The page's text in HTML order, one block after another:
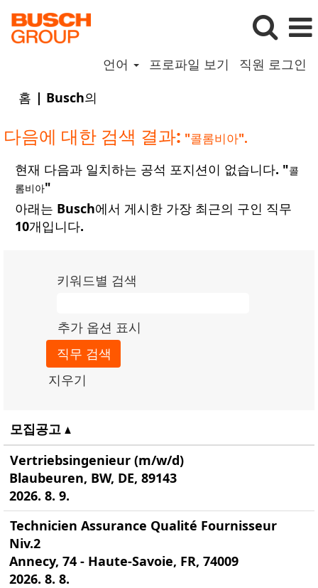
언어 프로파일 보기
직원 로그인
홈 | Busch의
페
이
지)
다음에 대한 검색 결과: "콜롬비아".
현재 다음과 일치하는 공석 포지션이 없습니다. "콜
롬비아"
아래는 Busch에서 게시한 가장 최근의 구인 직무
10개입니다.
키워드별 검색
추가 옵션 표시
지우기
모집공고
Vertriebsingenieur (m/w/d)
Blaubeuren, BW, DE, 89143
2026. 8. 9.
Technicien Assurance Qualité Fournisseur
Niv.2
Annecy, 74 - Haute-Savoie, FR, 74009
2026. 8. 8.